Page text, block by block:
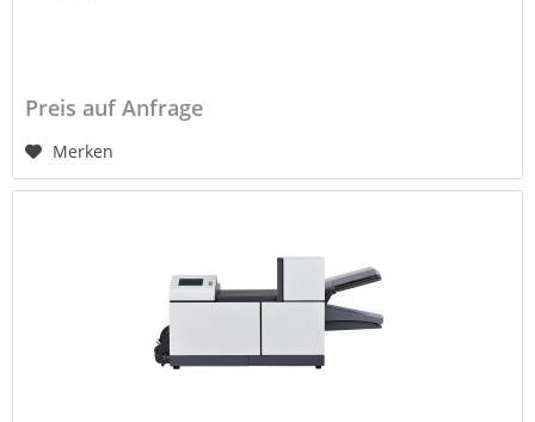
Preis auf Anfrage
Merken